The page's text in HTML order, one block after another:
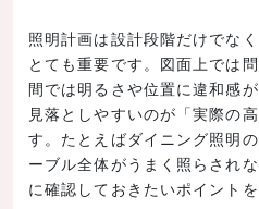
照明計画は設計段階だけでな
とても重要です。図面上では
間では明るさや位置に違和感
見落としやすいのが「実際の
す。たとえばダイニング照明
ーブル全体がうまく照らされ
に確認しておきたいポイント